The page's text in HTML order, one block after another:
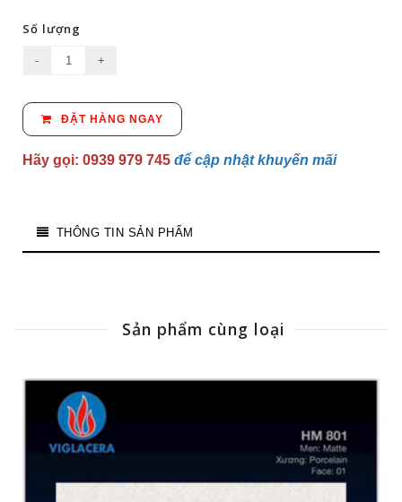
Số lượng
ĐẶT HÀNG NGAY
Hãy gọi: 0939 979 745 để cập nhật khuyến mãi
THÔNG TIN SẢN PHẨM
Sản phẩm cùng loại